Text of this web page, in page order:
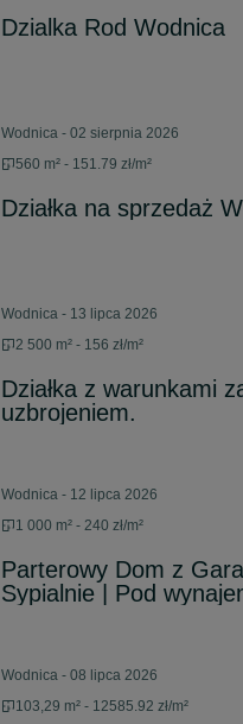
Dzialka Rod Wodnica
Wodnica - 02 sierpnia 2026
560 m² - 151.79 zł/m²
Działka na sprzedaż
Wodnica - 13 lipca 2026
2 500 m² - 156 zł/m²
Działka z warunkami
uzbrojeniem.
Wodnica - 12 lipca 2026
1 000 m² - 240 zł/m²
Parterowy Dom z
Sypialnie | Pod
Wodnica - 08 lipca 2026
103,29 m² - 12585.92 zł/m²